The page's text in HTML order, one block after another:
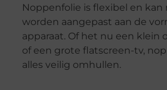
Noppenfolie is flexibel en kan
worden aangepast aan de
apparaat. Of het nu een klein
of een grote flatscreen-tv,
alles veilig omhullen.